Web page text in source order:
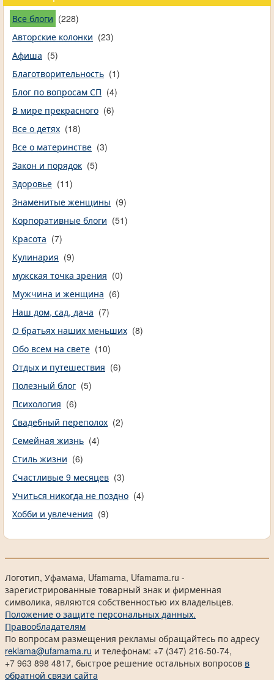
Все блоги (228)
Авторские колонки (23)
Афиша (5)
Благотворительность (1)
Блог по вопросам СП (4)
В мире прекрасного (6)
Все о детях (18)
Все о материнстве (3)
Закон и порядок (5)
Здоровье (11)
Знаменитые женщины (9)
Корпоративные блоги (51)
Красота (7)
Кулинария (9)
мужская точка зрения (0)
Мужчина и женщина (6)
Наш дом, сад, дача (7)
О братьях наших меньших (8)
Обо всем на свете (10)
Отдых и путешествия (6)
Полезный блог (5)
Психология (6)
Свадебный переполох (2)
Семейная жизнь (4)
Стиль жизни (6)
Счастливые 9 месяцев (3)
Учиться никогда не поздно (4)
Хобби и увлечения (9)
Логотип, Уфамама, Ufamama, Ufamama.ru -
зарегистрированные товарный знак и фирменная
символика, являются собственностью их владельцев.
Положение о защите персональных данных.
Правообладателям
По вопросам размещения рекламы обращайтесь по адресу
reklama@ufamama.ru и телефонам: +7 (347) 216-50-74,
+7 963 898 4817, быстрое решение остальных вопросов в
обратной связи сайта